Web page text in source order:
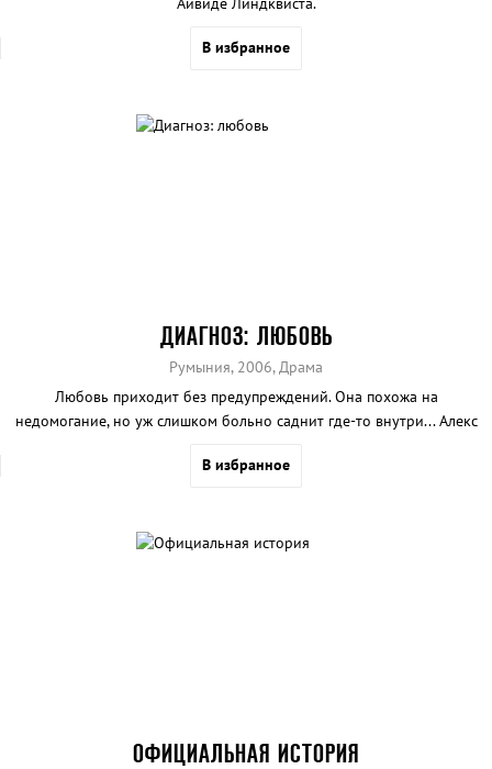
В избранное
ДИАГНОЗ: ЛЮБОВЬ
Румыния, 2006, Драма
Любовь приходит без предупреждений. Она похожа на
недомогание, но уж слишком больно саднит где-то внутри... Алекс
захватывает совсем другое чувство. Для своей семьи Кики и Санду
В избранное
ОФИЦИАЛЬНАЯ ИСТОРИЯ